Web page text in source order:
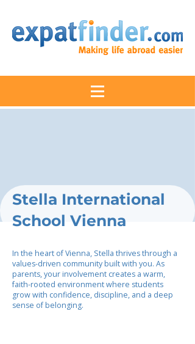
Stella International
School Vienna
In the heart of Vienna, Stella thrives through a
values-driven community built with you. As
parents, your involvement creates a warm,
faith-rooted environment where students
grow with confidence, discipline, and a deep
sense of belonging.